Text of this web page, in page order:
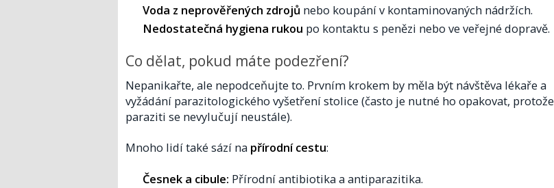
Voda z neprověřených zdrojůnebo koupání v kontaminovaných nádržích.
Nedostatečná hygiena rukou po kontaktu s penězi nebo ve veřejné dopravě.
Co dělat, pokud máte podezření?
Nepanikařte, ale nepodceňujte to. Prvním krokem by měla být návštěva lékaře a
vyžádání parazitologického vyšetření stolice (často je nutné ho opakovat, protože
paraziti se nevylučují neustále).
Mnoho lidí také sází na přírodní cestu:
Česnek a cibule: Přírodní antibiotika a antiparazitika.